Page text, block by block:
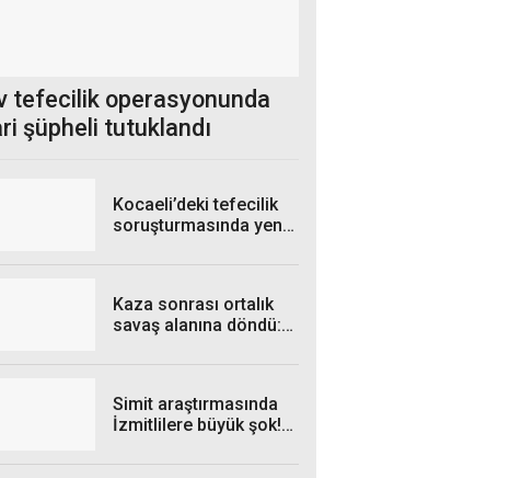
tefecilik operasyonunda
şüpheli tutuklandı
Kocaeli’deki tefecilik
soruşturmasında yeni
Kaza sonrası ortalık
savaş alanına döndü: 3
Simit araştırmasında
İzmitlilere büyük şok!